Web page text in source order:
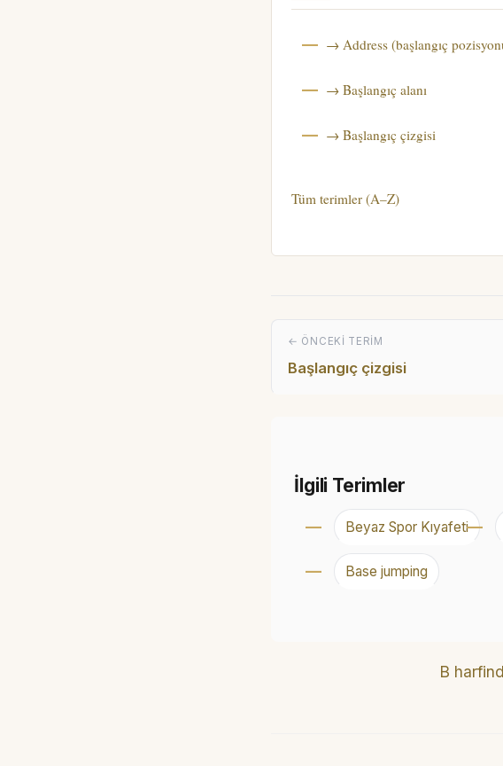
→ Address (başlangıç
→ Başlangıç alanı
→ Başlangıç çizgisi
Tüm terimler (A–Z)
← ÖNCEKI TERIM
Başlangıç çizgisi
İlgili Terimler
Beyaz Spor Kıyafeti
Base jumping
B